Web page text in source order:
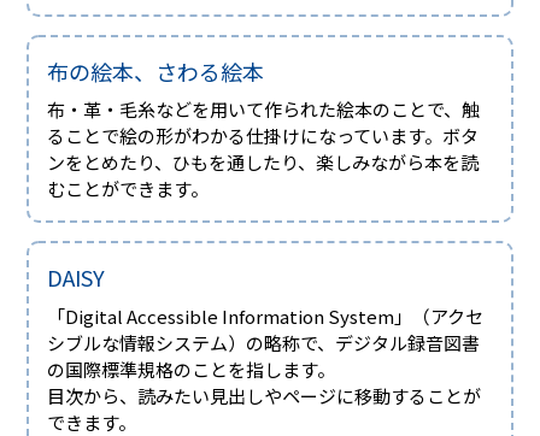
布の絵本、さわる絵本
布・革・毛糸などを用いて作られた絵本のことで、触
ることで絵の形がわかる仕掛けになっています。ボタ
ンをとめたり、ひもを通したり、楽しみながら本を読
むことができます。
DAISY
「Digital Accessible Information System」（アクセ
シブルな情報システム）の略称で、デジタル録音図書
の国際標準規格のことを指します。
目次から、読みたい見出しやページに移動することが
できます。